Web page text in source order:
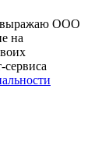
выражаю ООО
на